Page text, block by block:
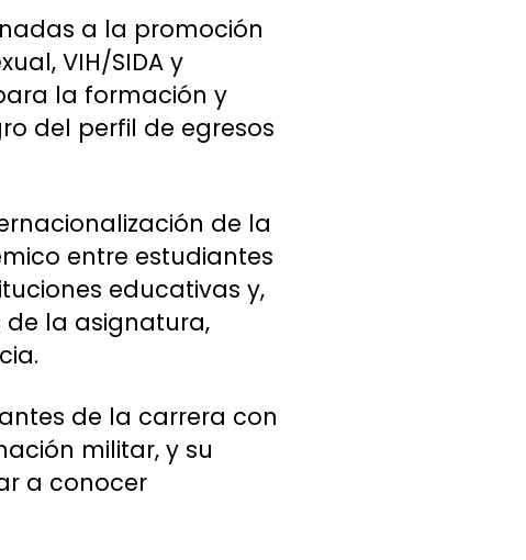
a la promoción
VIH/SIDA y
la formación y
del perfil de egresos
de la
entre estudiantes
educativas y,
de la asignatura,
de la carrera con
militar, y su
a conocer